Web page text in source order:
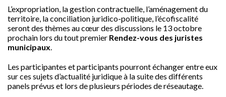
L’expropriation, la gestioncontractuelle, l’aménagement du
territoire, la conciliation juridico-politique, l’écofiscalité
seront des thèmes au cœur des discussions le 13 octobre
prochain lors du tout premier Rendez-vous des juristes
municipaux.
Les participantes et participants pourront échanger entre eux
sur ces sujets d’actualité juridique à la suite des différents
panels prévus et lors de plusieurs périodes de réseautage.